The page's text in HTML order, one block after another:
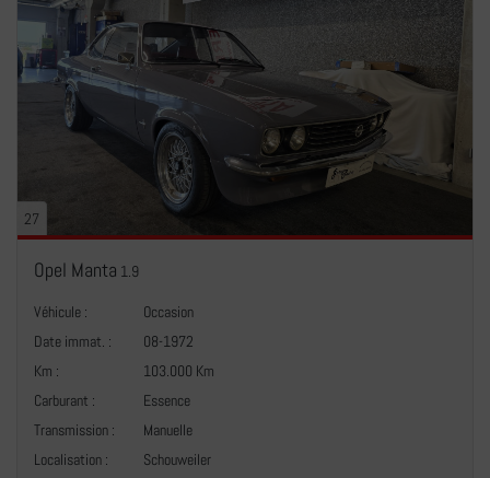
27
Opel Manta 1.9
Véhicule :
Occasion
Date immat. :
08-1972
Km :
103.000 Km
Carburant :
Essence
Transmission :
Manuelle
Localisation :
Schouweiler